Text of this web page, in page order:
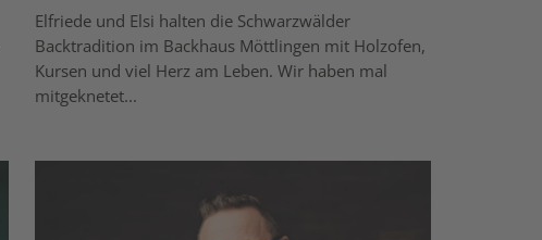
Elfriede und Elsi halten die Schwarzwälder
Backtradition im Backhaus Möttlingen mit Holzofen,
Kursen und viel Herz am Leben. Wir haben mal
mitgeknetet...